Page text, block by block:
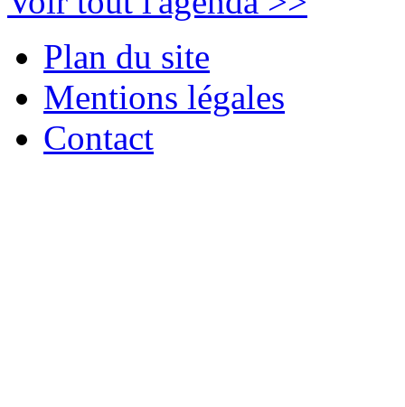
Plan du site
Mentions légales
Contact